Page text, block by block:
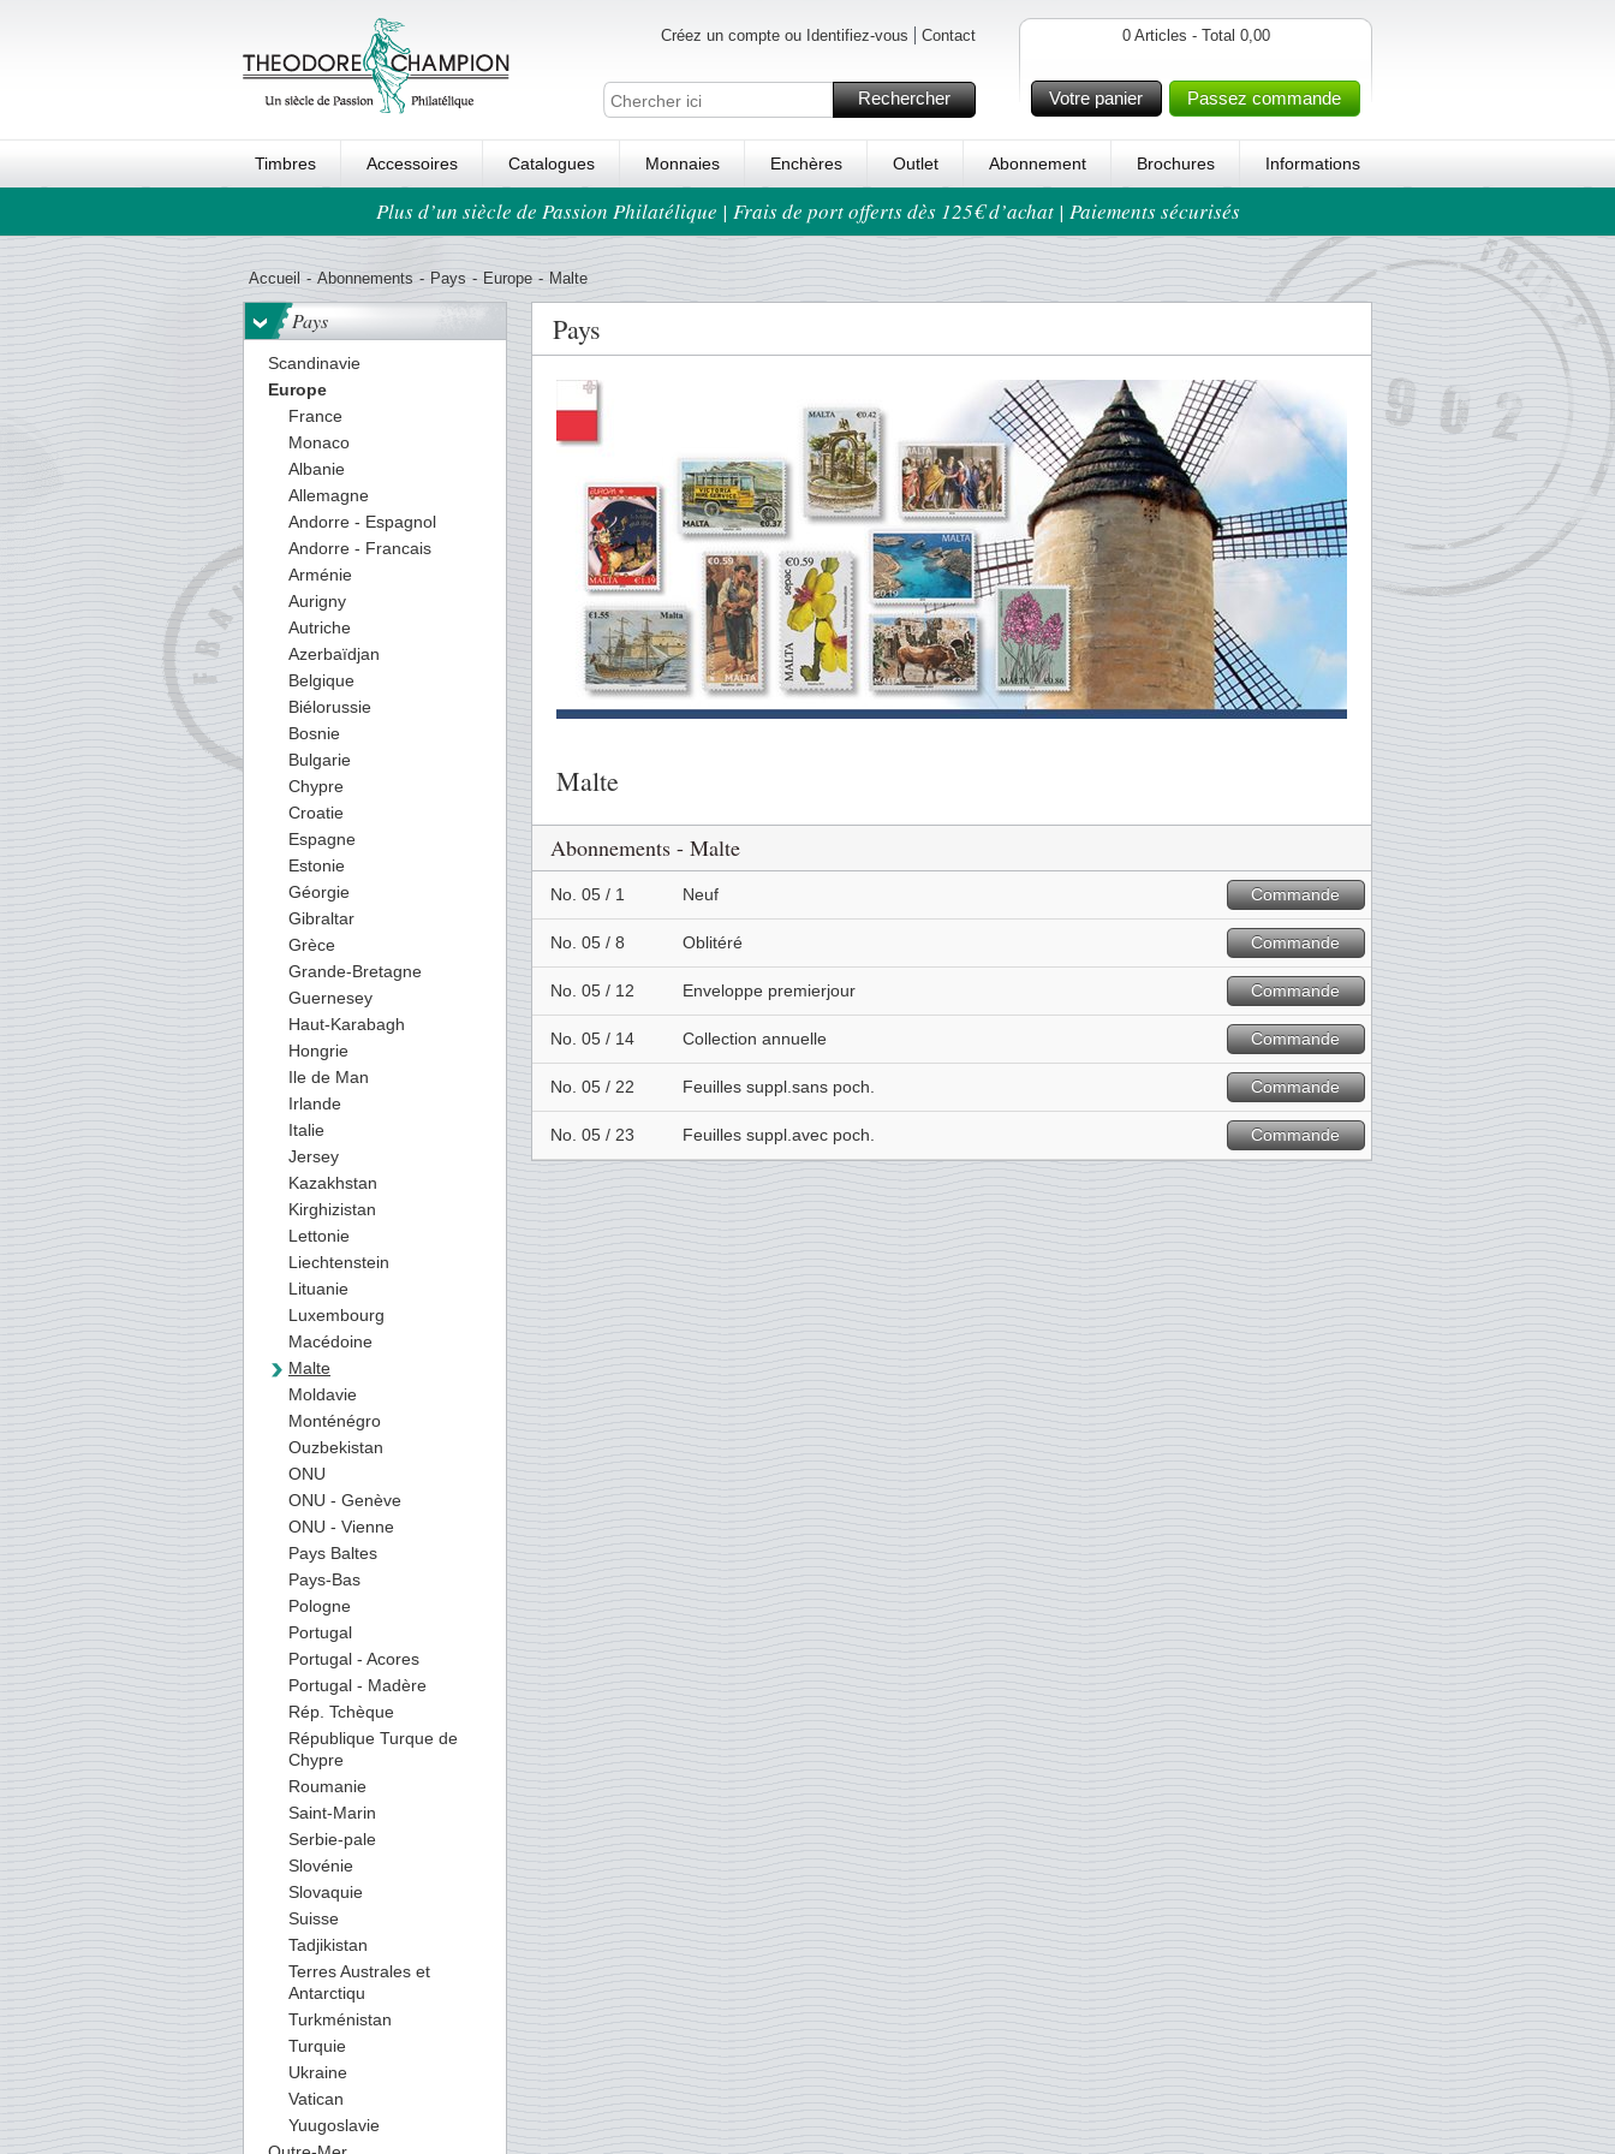
Créez un compte ou Identifiez-vous Contact
Rechercher
0 Articles - Total 0,00
Votre panier Passez commande
Timbres Accessoires Catalogues Monnaies Enchères Outlet Abonnement Brochures Informations
Ordre au panierPlus d’un siècle de Passion Philatélique | Frais de port offerts dès 125€ d’achat | Paiements sécurisés
Accueil - Abonnements - Pays - Europe - Malte
Pays
Scandinavie
Europe
France
Monaco
Albanie
Allemagne
Andorre - Espagnol
Andorre - Francais
Arménie
Aurigny
Autriche
Azerbaïdjan
Belgique
Biélorussie
Bosnie
Bulgarie
Chypre
Croatie
Espagne
Estonie
Géorgie
Gibraltar
Grèce
Grande-Bretagne
Guernesey
Haut-Karabagh
Hongrie
Ile de Man
Irlande
Italie
Jersey
Kazakhstan
Kirghizistan
Lettonie
Liechtenstein
Lituanie
Luxembourg
Macédoine
Malte
Moldavie
Monténégro
Ouzbekistan
ONU
ONU - Genève
ONU - Vienne
Pays Baltes
Pays-Bas
Pologne
Portugal
Portugal - Acores
Portugal - Madère
Rép. Tchèque
République Turque de
Chypre
Roumanie
Saint-Marin
Serbie-pale
Slovénie
Slovaquie
Suisse
Tadjikistan
Terres Australes et
Antarctiqu
Turkménistan
Turquie
Ukraine
Vatican
Yuugoslavie
Pays
Malte
Abonnements - Malte
No. 05 / 1 Neuf Commande
No. 05 / 8 Oblitéré Commande
No. 05 / 12 Enveloppe premierjour Commande
No. 05 / 14 Collection annuelle Commande
No. 05 / 22 Feuilles suppl.sans poch. Commande
No. 05 / 23 Feuilles suppl.avec poch. Commande